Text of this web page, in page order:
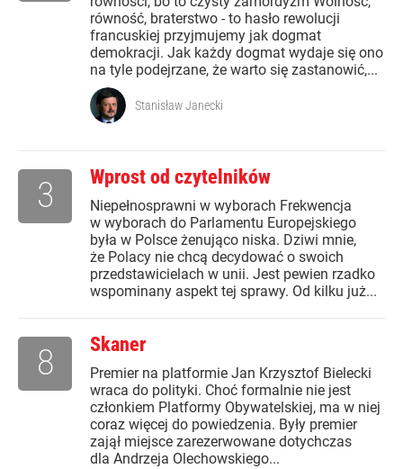
równość, braterstwo - to hasło rewolucji
francuskiej przyjmujemy jak dogmat
demokracji. Jak każdy dogmat wydaje się ono
na tyle podejrzane, że warto się zastanowić,...
Stanisław Janecki
Wprost od czytelników
Niepełnosprawni w wyborach Frekwencja
w wyborach do Parlamentu Europejskiego
była w Polsce żenująco niska. Dziwi mnie,
że Polacy nie chcą decydować o swoich
przedstawicielach w unii. Jest pewien rzadko
wspominany aspekt tej sprawy. Od kilku już...
3
Skaner
Premier na platformie Jan Krzysztof Bielecki
wraca do polityki. Choć formalnie nie jest
członkiem Platformy Obywatelskiej, ma w niej
coraz więcej do powiedzenia. Były premier
zajął miejsce zarezerwowane dotychczas
dla Andrzeja Olechowskiego...
8